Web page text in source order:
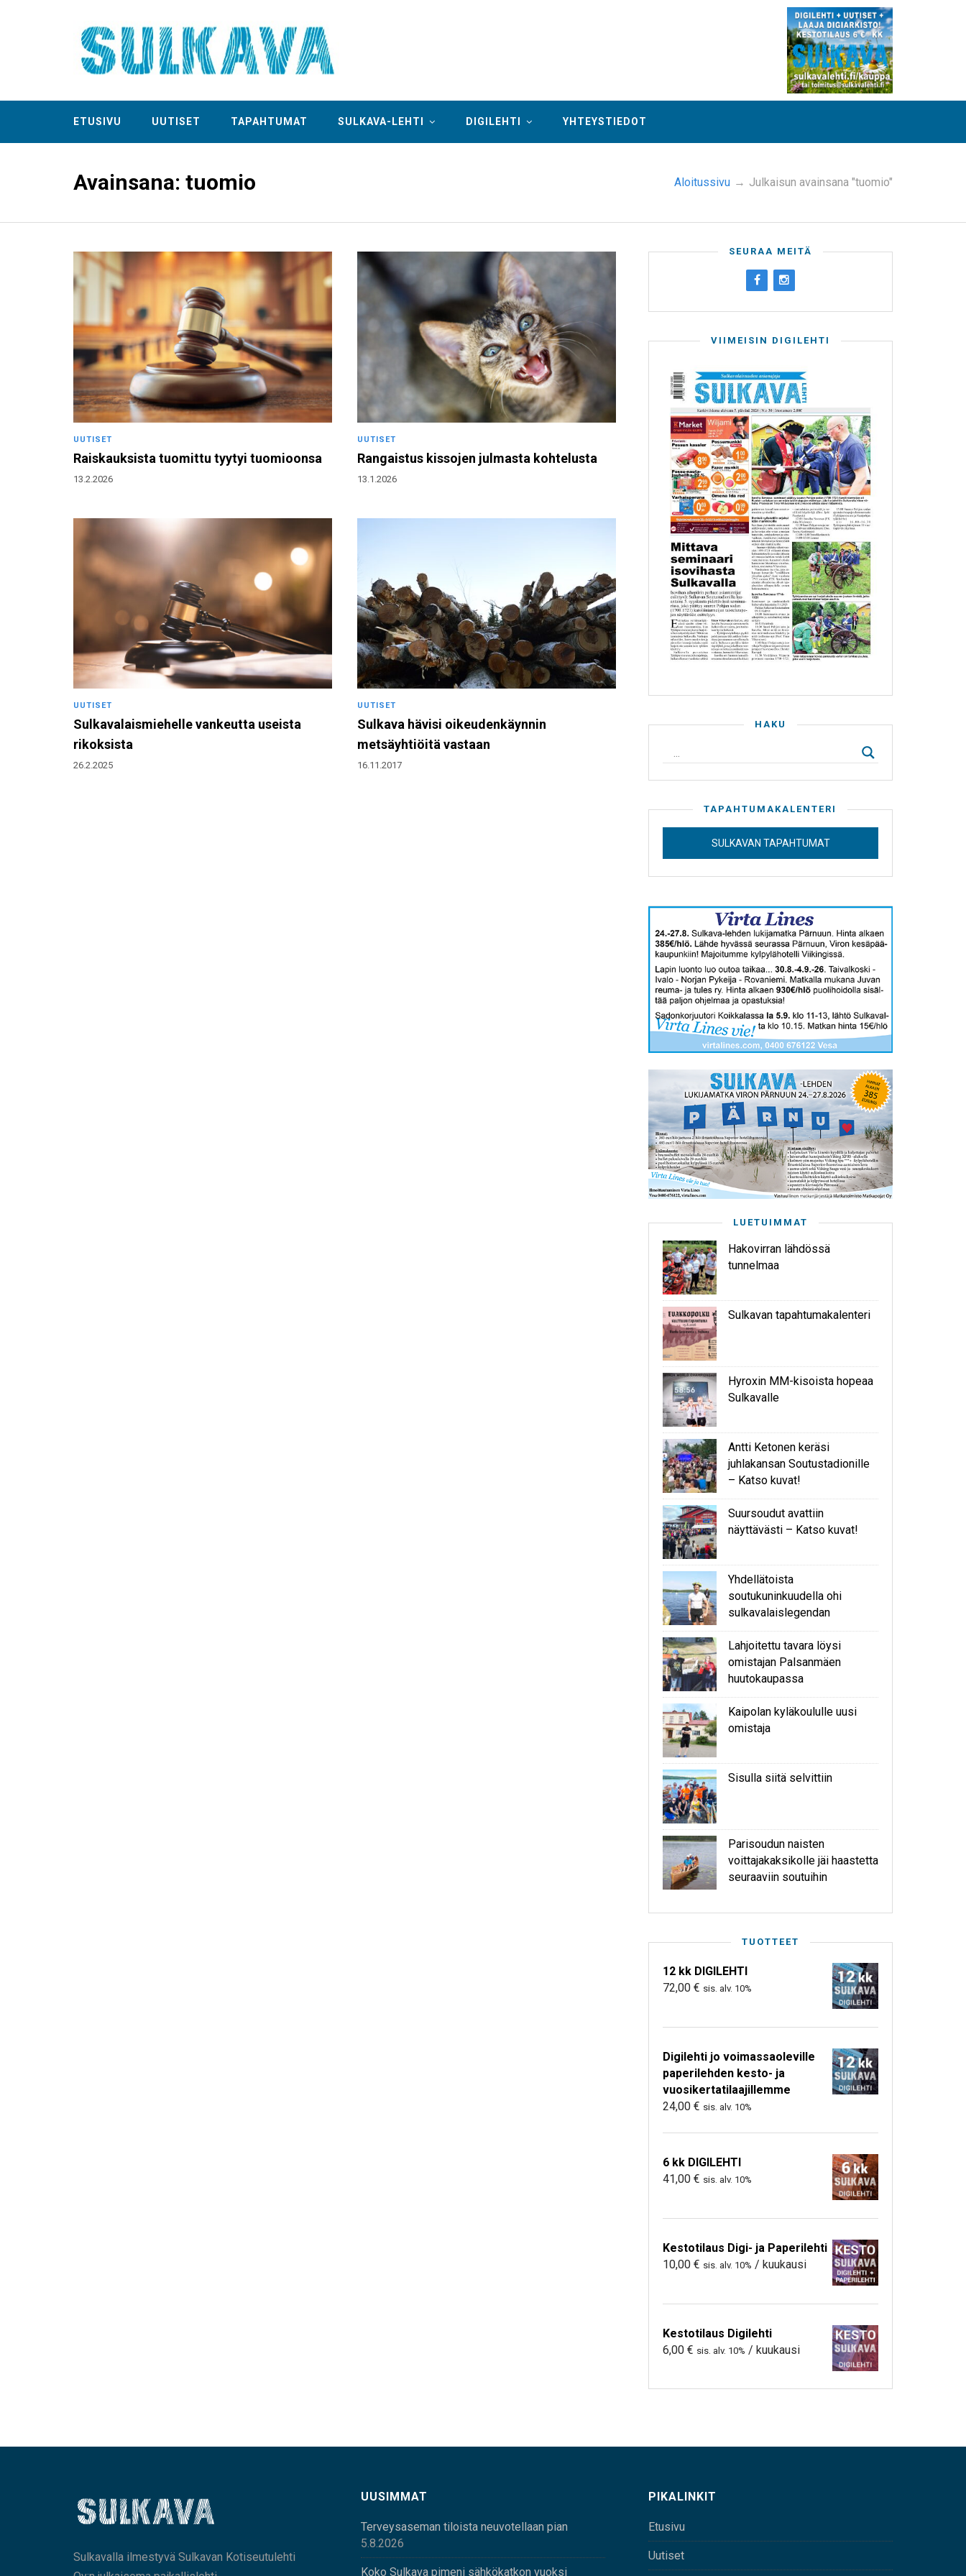
ETUSIVU UUTISET TAPAHTUMAT SULKAVA-LEHTI DIGILEHTI YHTEYSTIEDOT
Avainsana: tuomio Aloitussivu → Julkaisun avainsana "tuomio"
UUTISET
Raiskauksista tuomittu tyytyi tuomioonsa
13.2.2026
UUTISET
Rangaistus kissojen julmasta kohtelusta
13.1.2026
UUTISET
Sulkavalaismiehelle vankeutta useista
rikoksista
26.2.2025
UUTISET
Sulkava hävisi oikeudenkäynnin
metsäyhtiöitä vastaan
16.11.2017
SEURAA MEITÄ
VIIMEISIN DIGILEHTI
HAKU
TAPAHTUMAKALENTERI
SULKAVAN TAPAHTUMAT
LUETUIMMAT
Hakovirran lähdössä
tunnelmaa
Sulkavan tapahtumakalenteri
Hyroxin MM-kisoista hopeaa
Sulkavalle
Antti Ketonen keräsi
juhlakansan Soutustadionille
– Katso kuvat!
Suursoudut avattiin
näyttävästi – Katso kuvat!
Yhdellätoista
soutukuninkuudella ohi
sulkavalaislegendan
Lahjoitettu tavara löysi
omistajan Palsanmäen
huutokaupassa
Kaipolan kyläkoululle uusi
omistaja
Sisulla siitä selvittiin
Parisoudun naisten
voittajakaksikolle jäi haastetta
seuraaviin soutuihin
TUOTTEET
12 kk DIGILEHTI
72,00 € sis. alv. 10%
Digilehti jo voimassaoleville
paperilehden kesto- ja
vuosikertatilaajillemme
24,00 € sis. alv. 10%
6 kk DIGILEHTI
41,00 € sis. alv. 10%
Kestotilaus Digi- ja Paperilehti
10,00 € sis. alv. 10% / kuukausi
Kestotilaus Digilehti
6,00 € sis. alv. 10% / kuukausi
Sulkavalla ilmestyvä Sulkavan Kotiseutulehti
UUSIMMAT
Terveysaseman tiloista neuvotellaan pian
5.8.2026
Koko Sulkava pimeni sähkökatkon vuoksi
PIKALINKIT
Etusivu
Uutiset